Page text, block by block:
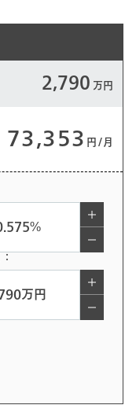
2,790 万円
73,353 円/月